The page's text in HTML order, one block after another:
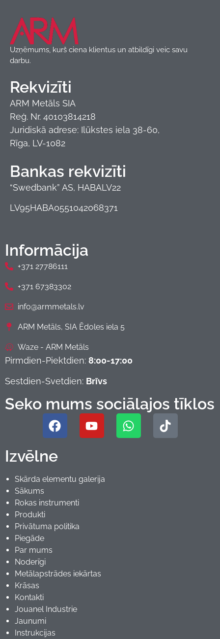
Uzņēmums, kurš ciena klientus un atbildīgi veic savu
darbu.
Rekvizīti
ARM Metāls SIA
Reģ. Nr. 40103814218
Juridiskā adrese: Ilūkstes iela 38-60,
Rīga, LV-1082
Bankas rekvizīti
“Swedbank” AS, HABALV22
LV95HABA0551042068371
Informācija
+371 27786111
+371 67383302
info@armmetals.lv
ARM Metāls, SIA Ēdoles iela 5
Waze - ARM Metāls
Pirmdien-Piektdien: 8:00-17:00
Sestdien-Svetdien: Brīvs
Seko mums sociālajos tīklos
Izvēlne
Skārda elementu galerija
Sākums
Rokas instrumenti
Produkti
Privātuma politika
Piegāde
Par mums
Noderīgi
Metālapstrādes iekārtas
Krāsas
Kontakti
Jouanel Industrie
Jaunumi
Instrukcijas